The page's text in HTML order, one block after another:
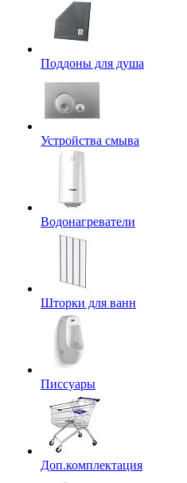
Поддоны для душа
Устройства смыва
Водонагреватели
Шторки для ванн
Писсуары
Доп.комплектация